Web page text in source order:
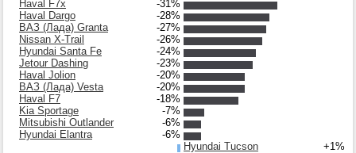
Haval F7x
-31%
Haval Dargo
-28%
ВАЗ (Лада) Granta
-27%
Nissan X-Trail
-26%
Hyundai Santa Fe
-24%
Jetour Dashing
-23%
Haval Jolion
-20%
ВАЗ (Лада) Vesta
-20%
Haval F7
-18%
Kia Sportage
-7%
Mitsubishi Outlander
-6%
Hyundai Elantra
-6%
Hyundai Tucson
+1%